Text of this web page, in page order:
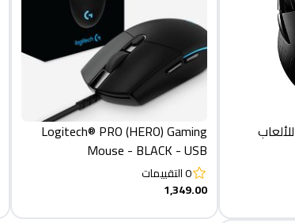
Logitech® PRO (HERO) Gaming
Mouse - BLACK - USB
0التقييمات
1,349.00